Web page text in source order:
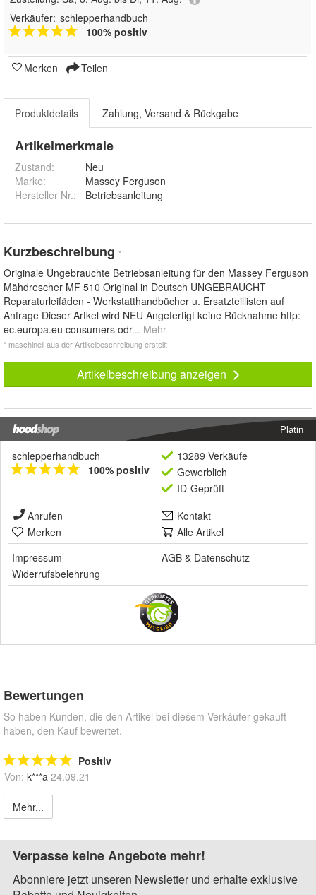
Verkäufer: schlepperhandbuch
100% positiv
Merken Teilen
Produktdetails Zahlung, Versand & Rückgabe
Artikelmerkmale
Zustand:
Neu
Marke:
Massey Ferguson
Hersteller Nr.:
Betriebsanleitung
Kurzbeschreibung *
Originale Ungebrauchte Betriebsanleitung für den Massey Ferguson
Mähdrescher MF 510 Original in Deutsch UNGEBRAUCHT
Reparaturleifäden - Werkstatthandbücher u. Ersatzteillisten auf
Anfrage Dieser Artkel wird NEU Angefertigt keine Rücknahme http:
ec.europa.eu consumers odr... Mehr
* maschinell aus der Artikelbeschreibung erstellt
Artikelbeschreibung anzeigen
Platin
schlepperhandbuch
100% positiv
13289 Verkäufe
Gewerblich
ID-Geprüft
Anrufen
Kontakt
Merken
Alle Artikel
Impressum
AGB & Datenschutz
Widerrufsbelehrung
Bewertungen
So haben Kunden, die den Artikel bei diesem Verkäufer gekauft
haben, den Kauf bewertet.
Positiv
Von: k***a 24.09.21
Mehr...
Verpasse keine Angebote mehr!
Abonniere jetzt unseren Newsletter und erhalte exklusive